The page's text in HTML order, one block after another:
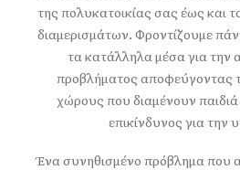
της πολυκατοικίας σας έως και
διαμερισμάτων. Φροντίζουμε
τα κατάλληλα μέσα για την
προβλήματος αποφεύγοντας
χώρους που διαμένουν παιδιά
επικίνδυνος για την
Ένα συνηθισμένο πρόβλημα που